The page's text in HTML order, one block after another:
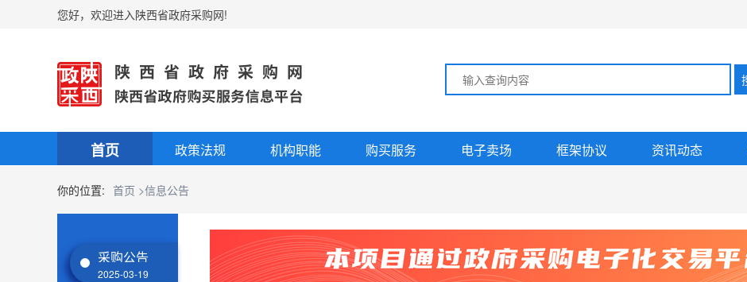
您好，欢迎进入陕西省政府采购网!
首页 政策法规 机构职能 购买服务 电子卖场 框架协议 资讯动态
你的位置: 首页 >信息公告
采购公告
2025-03-19